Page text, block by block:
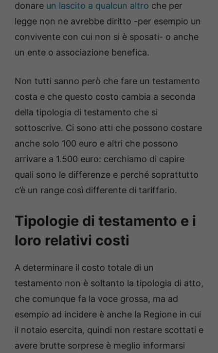
donare un lascito a qualcun altro che per
legge non ne avrebbe diritto -per esempio un
convivente con cui non si è sposati- o anche
un ente o associazione benefica.
Non tutti sanno però che fare un testamento
costa e che questo costo cambia a seconda
della tipologia di testamento che si
sottoscrive. Ci sono atti che possono costare
anche solo 100 euro e altri che possono
arrivare a 1.500 euro: cerchiamo di capire
quali sono le differenze e perché soprattutto
c’è un range così differente di tariffario.
Tipologie di testamento e i
loro relativi costi
A determinare il costo totale di un
testamento non è soltanto la tipologia di atto,
che comunque fa la voce grossa, ma ad
esempio ad incidere è anche la Regione in cui
il notaio esercita, quindi non restare scottati e
avere brutte sorprese è meglio informarsi